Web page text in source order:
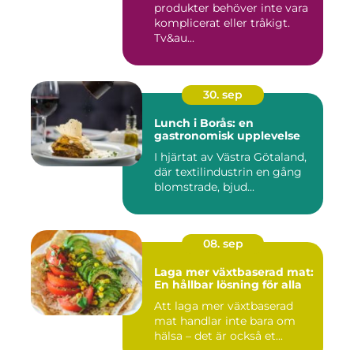
produkter behöver inte vara
komplicerat eller tråkigt.
Tv&au...
30. sep
Lunch i Borås: en
gastronomisk upplevelse
I hjärtat av Västra Götaland,
där textilindustrin en gång
blomstrade, bjud...
08. sep
Laga mer växtbaserad mat:
En hållbar lösning för alla
Att laga mer växtbaserad
mat handlar inte bara om
hälsa – det är också et...